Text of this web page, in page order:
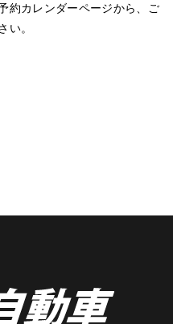
約カレンダーページから、ご
い。